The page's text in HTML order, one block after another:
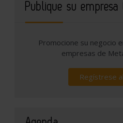
Publique su empresa
Promocione su negocio
empresas de
Regístrese